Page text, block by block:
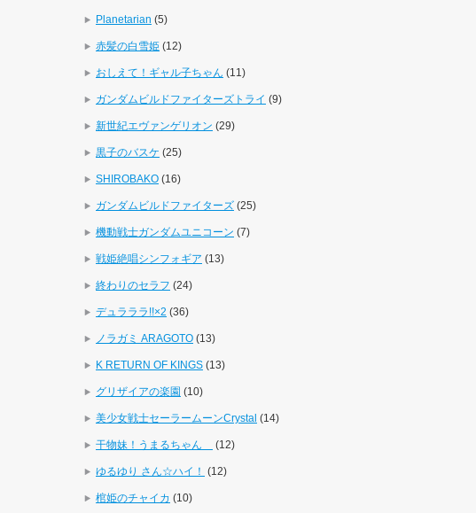
Planetarian (5)
赤髪の白雪姫 (12)
おしえて！ギャル子ちゃん (11)
ガンダムビルドファイターズトライ (9)
新世紀エヴァンゲリオン (29)
黒子のバスケ (25)
SHIROBAKO (16)
ガンダムビルドファイターズ (25)
機動戦士ガンダムユニコーン (7)
戦姫絶唱シンフォギア (13)
終わりのセラフ (24)
デュラララ!!×2 (36)
ノラガミ ARAGOTO (13)
K RETURN OF KINGS (13)
グリザイアの楽園 (10)
美少女戦士セーラームーンCrystal (14)
干物妹！うまるちゃん (12)
ゆるゆり さん☆ハイ！ (12)
棺姫のチャイカ (10)